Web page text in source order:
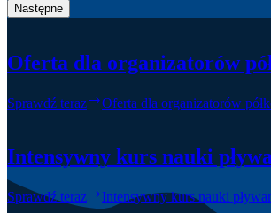
Następne
Oferta dla organizatorów
Sprawdź teraz Oferta dla organizatorów
Intensywny kurs nauki
Sprawdź teraz Intensywny kurs nauki